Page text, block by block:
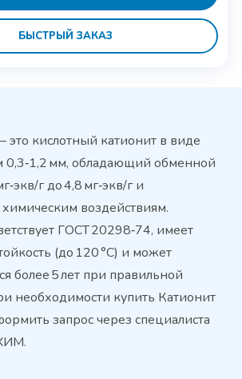
БЫСТРЫЙ ЗАКАЗ
это кислотный катионит в виде
0,3‑1,2 мм, обладающий обменной
г до 4,8 мг‑экв/г и
воздействиям.
ГОСТ 20298‑74, имеет
(до 120 °C) и может
более 5 лет при правильной
необходимости купить Катионит
запрос через специалиста